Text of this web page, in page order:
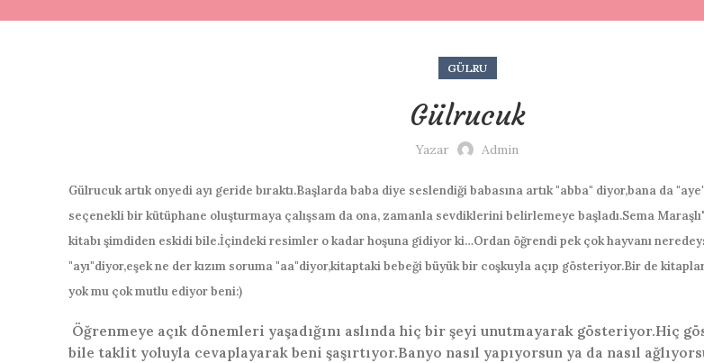
GÜLRU
Gülrucuk
Yazar Admin
Gülrucuk artık onyedi ayı geride bıraktı.Başlarda baba diye seslendiği babasına artık "abba" diyor,bana da
seçenekli bir kütüphane oluşturmaya çalışsam da ona, zamanla sevdiklerini belirlemeye başladı.Sema
kitabı şimdiden eskidi bile.İçindeki resimler o kadar hoşuna gidiyor ki…Ordan öğrendi pek çok hayvanı
"ayı"diyor,eşek ne der kızım soruma "aa"diyor,kitaptaki bebeği büyük bir coşkuyla açıp gösteriyor.Bir de
yok mu çok mutlu ediyor beni:)
Öğrenmeye açık dönemleri yaşadığını aslında hiç bir şeyi unutmayarak gösteriyor.Hiç
bile taklit yoluyla cevaplayarak beni şaşırtıyor.Banyo nasıl yapıyorsun ya da nasıl